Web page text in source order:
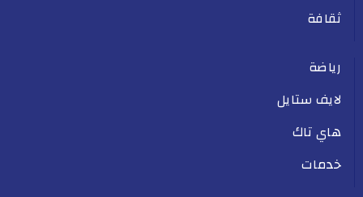
ثقافة
رياضة
لايف ستايل
هاي تاك
خدمات